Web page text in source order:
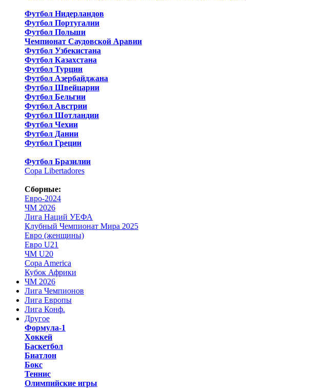
Футбол Нидерландов
Футбол Португалии
Футбол Польши
Чемпионат Саудовской Аравии
Футбол Узбекистана
Футбол Казахстана
Футбол Турции
Футбол Азербайджана
Футбол Швейцарии
Футбол Бельгии
Футбол Австрии
Футбол Шотландии
Футбол Чехии
Футбол Дании
Футбол Греции
Футбол Бразилии
Copa Libertadores
Сборные:
Евро-2024
ЧМ 2026
Лига Наций УЕФА
Клубный Чемпионат Мира 2025
Евро (женщины)
Евро U21
ЧМ U20
Copa America
Кубок Африки
ЧМ 2026
Лига Чемпионов
Лига Европы
Лига Конф.
Другое
Формула-1
Хоккей
Баскетбол
Биатлон
Бокс
Теннис
Олимпийские игры